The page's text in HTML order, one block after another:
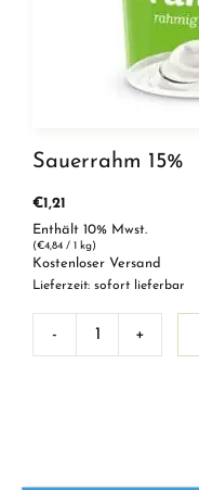
Sauerrahm 15%
€1,21
Enthält 10% Mwst.
(€4,84 / 1 kg)
Kostenloser Versand
Lieferzeit: sofort lieferbar
- +